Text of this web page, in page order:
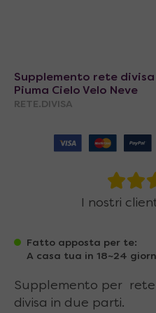
Supplemento rete
Piuma Cielo Velo Neve
RETE.DIVISA
I nostri
Fatto apposta per te:
A casa tua in 18~24
Supplemento per
divisa in due parti.